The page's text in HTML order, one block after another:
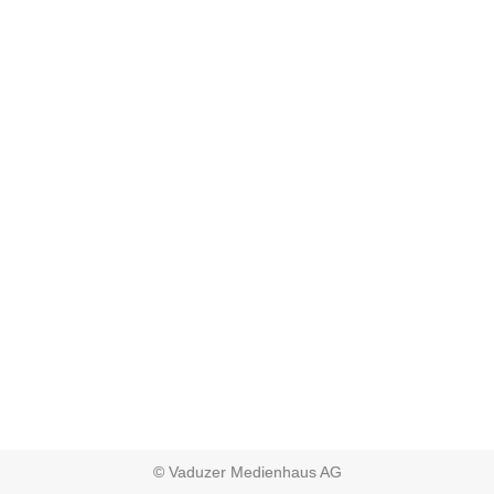
© Vaduzer Medienhaus AG